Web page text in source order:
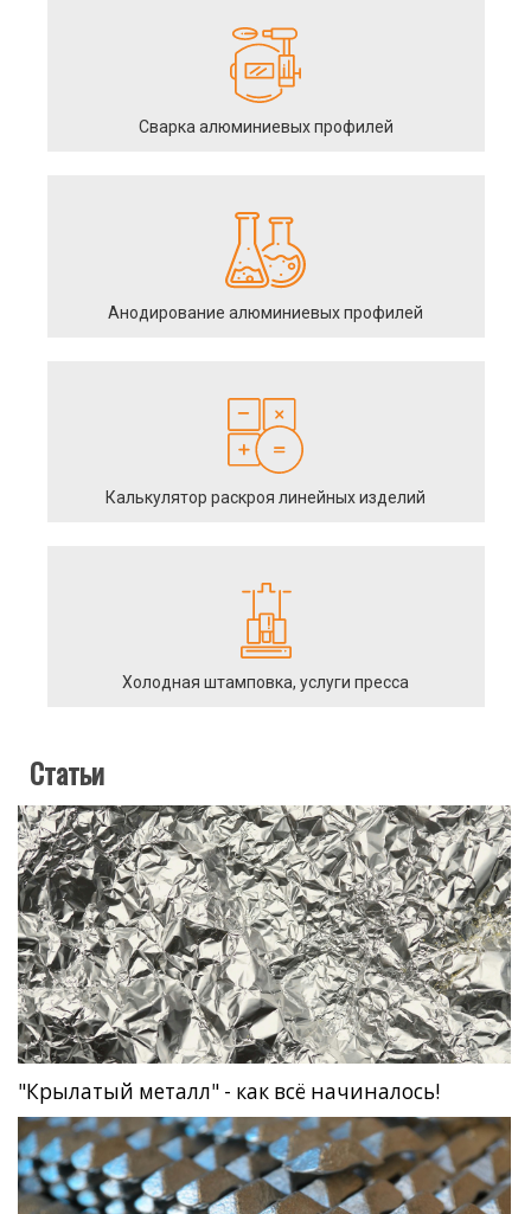
Сварка алюминиевых профилей
Анодирование алюминиевых профилей
Калькулятор раскроя линейных изделий
Холодная штамповка, услуги пресса
Статьи
"Крылатый металл" - как всё начиналось!